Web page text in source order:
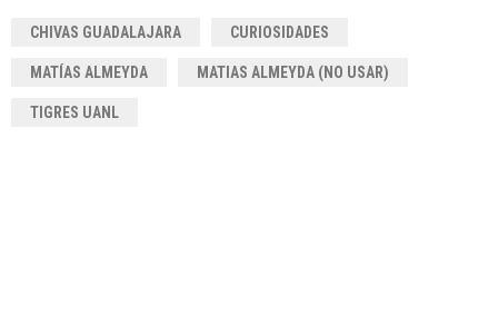
CHIVAS GUADALAJARA CURIOSIDADES
MATÍAS ALMEYDA MATIAS ALMEYDA (NO USAR)
TIGRES UANL